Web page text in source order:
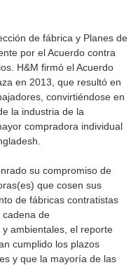
de fábrica y Planes de
por el Acuerdo contra
H&M firmó el Acuerdo
en 2013, que resultó en
convirtiéndose en
la industria de la
compradora individual
su compromiso de
que cosen sus
de fábricas contratistas
cadena de
ambientales, el reporte
cumplido los plazos
y que la mayoría de las